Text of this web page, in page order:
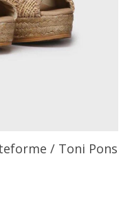
/ Toni Pons